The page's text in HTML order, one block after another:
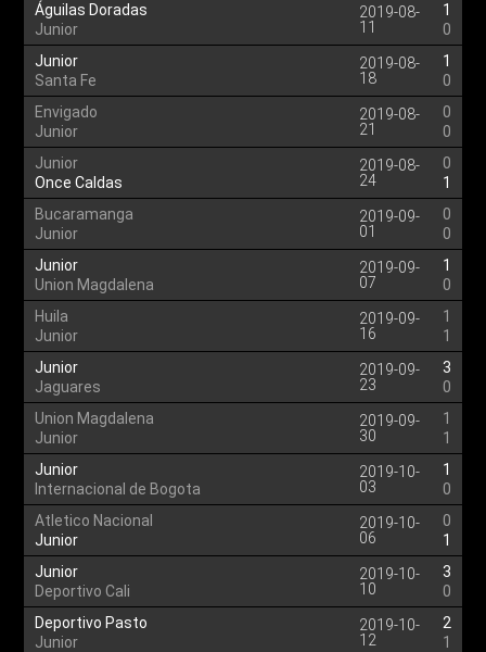
Águilas Doradas
Junior
2019-08-
11
1
0
Junior
Santa Fe
2019-08-
18
1
0
Envigado
Junior
2019-08-
21
0
0
Junior
Once Caldas
2019-08-
24
0
1
Bucaramanga
Junior
2019-09-
01
0
0
Junior
Union Magdalena
2019-09-
07
1
0
Huila
Junior
2019-09-
16
1
1
Junior
Jaguares
2019-09-
23
3
0
Union Magdalena
Junior
2019-09-
30
1
1
Junior
Internacional de Bogota
2019-10-
03
1
0
Atletico Nacional
Junior
2019-10-
06
0
1
Junior
Deportivo Cali
2019-10-
10
3
0
Deportivo Pasto
Junior
2019-10-
12
2
1